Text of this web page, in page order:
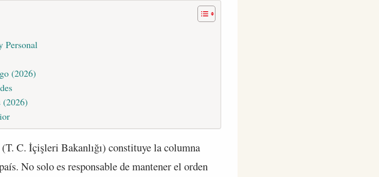
Personal
(2026)
(2026)
C. İçişleri Bakanlığı) constituye la columna
No solo es responsable de mantener el orden